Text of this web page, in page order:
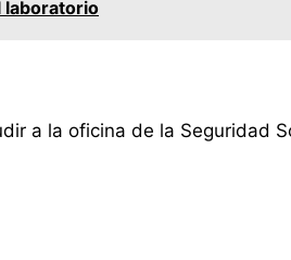
laboratorio
a la oficina de la Seguridad